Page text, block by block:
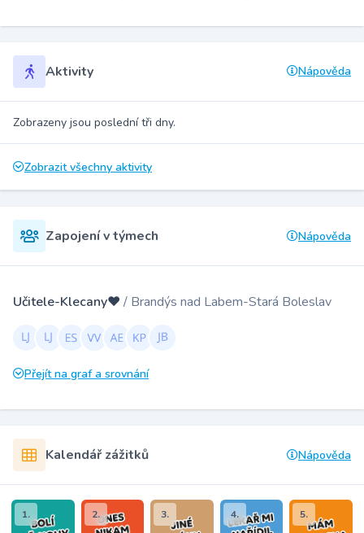
Aktivity Nápověda
Zobrazeny jsou poslední tři dny.
Zobrazit všechny aktivity
Zapojení v týmech Nápověda
Učitele-Klecany♥️ / Brandýs nad Labem-Stará Boleslav
Přejít na graf a srovnání
Kalendář zážitků Nápověda
1. 2. 3. 4. 5.